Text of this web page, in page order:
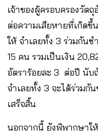
เจ้าของผู้ครอบครองวัต
ต่อความเสียหายที่เกิด
ให้ จำเลยทั้ง 3 ร่วมกันช
15 คน รวมเป็นเงิน
อัตราร้อยละ 3 ต่อปี นับ
จำเลยทั้ง 3 จะได้ร่วมกั
เสร็จสิ้น
นอกจากนี้ ยังพิพากษาใ